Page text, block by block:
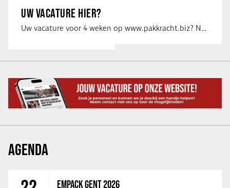
UW VACATURE HIER?
Uw vacature voor 4 weken op www.pakkracht.biz? Neem dan contact op met Yannick van …
AGENDA
EMPACK GENT 2026